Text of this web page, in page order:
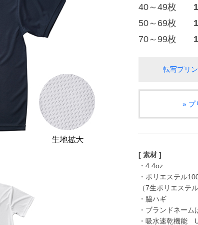
40～49枚
50～69枚
70～99枚
転写プリ
» プ
[ 素材 ]
・4.4oz
・ポリエステル
（7生ポリエステ
・脇ハギ
・ブランドネー
・吸水速乾機能